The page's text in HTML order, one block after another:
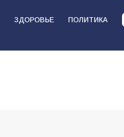
ЗДОРОВЬЕ ПОЛИТИКА